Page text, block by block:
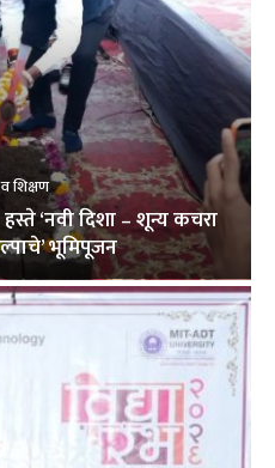
शिक्षण
‘नवी दिशा – शून्य कचरा
भूमिपूजन